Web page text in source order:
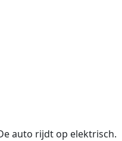
auto rijdt op elektrisch.